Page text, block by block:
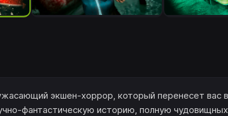
экшен-хоррор, который перенесет вас
фантастическую историю, полную